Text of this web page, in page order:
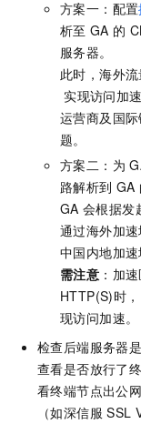
方案一：配置
析至 GA 的
服务器。
此时，海外
实现访问加
运营商及国
题。
方案二：为
路解析到 GA
GA 会根据发
通过海外加
中国内地加
需注意 ：加
HTTP(S)时
现访问加速。
检查后端服务器
查看是否放行了
看终端节点出公网
（如深信服 SSL